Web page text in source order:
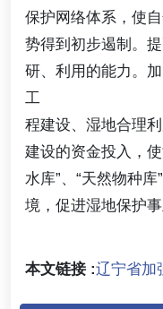
保护网络体系，使
势得到初步遏制。
研、利用的能力。
工
程建设、湿地合理
建设的资金投入，
水库”、“天然物种
境，促进湿地保护
本文链接 :辽宁省加